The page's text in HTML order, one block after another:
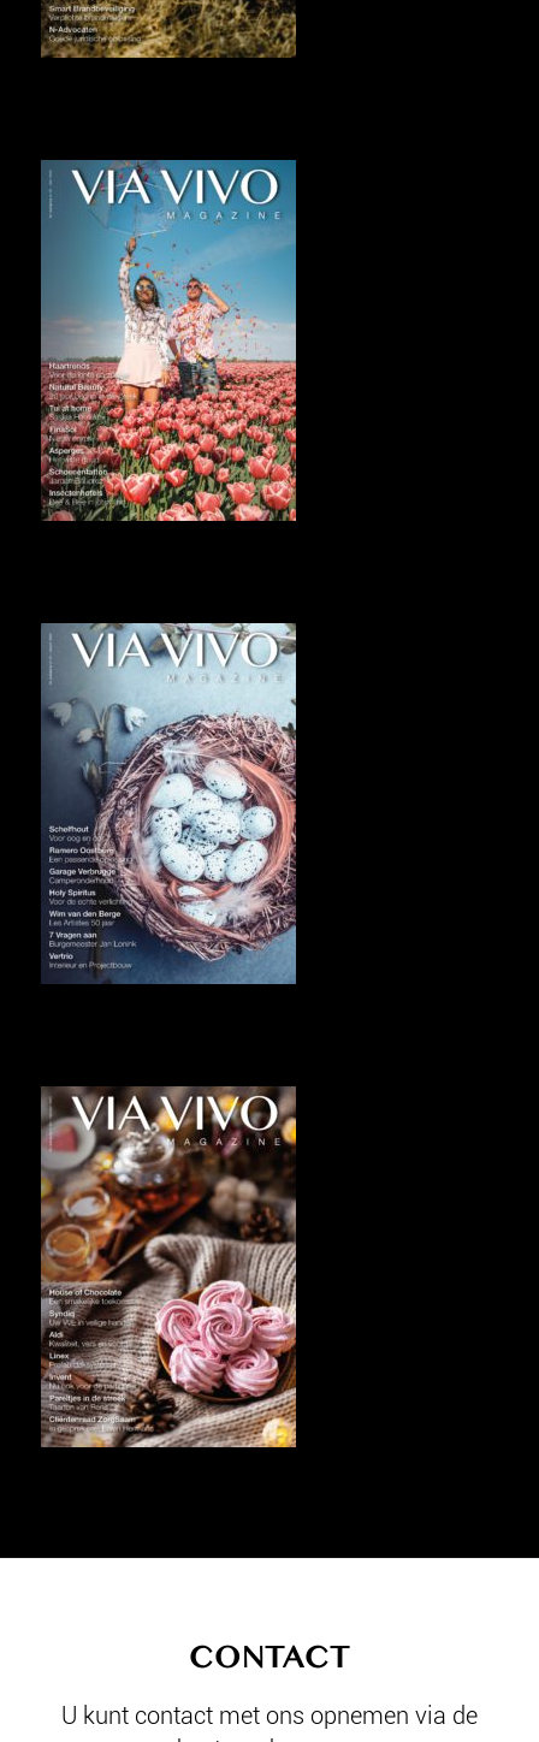
CONTACT
U kunt contact met ons opnemen via de